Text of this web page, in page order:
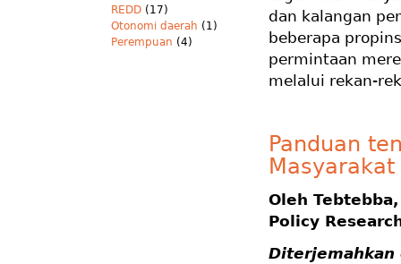
REDD (17)
Otonomi daerah (1)
Perempuan (4)
dan kalangan
beberapa
permintaan
melalui rekan-
Panduan
Oleh
Policy
Diterjemahkan